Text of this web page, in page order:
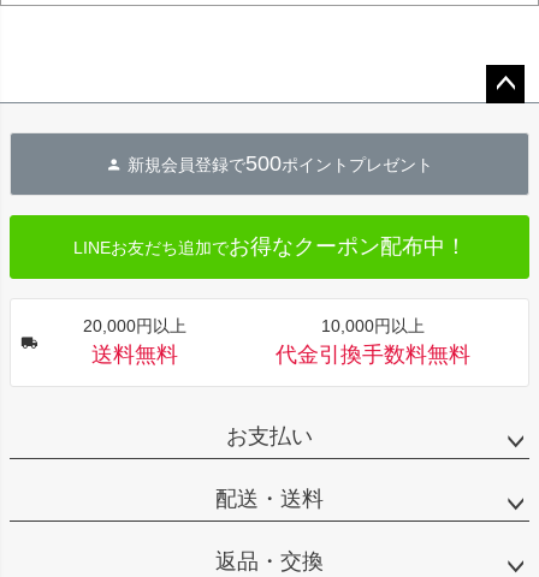
へ
新規会員登録で500ポイントプレゼント
LINEお友だち追加でお得なクーポン配布中！
20,000円以上
送料無料
10,000円以上
代金引換手数料無料
お支払い
配送・送料
返品・交換